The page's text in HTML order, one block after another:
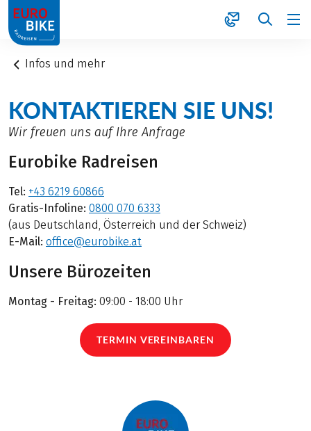
1
Infos und mehr
KONTAKTIEREN SIE UNS!
Wir freuen uns auf Ihre Anfrage
Eurobike Radreisen
Tel: +43 6219 60866
Gratis-Infoline: 0800 070 6333
(aus Deutschland, Österreich und der Schweiz)
E-Mail: office@eurobike.at
Unsere Bürozeiten
Montag - Freitag: 09:00 - 18:00 Uhr
TERMIN VEREINBAREN